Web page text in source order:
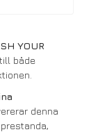
YOUR
både
denna